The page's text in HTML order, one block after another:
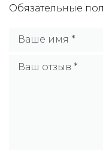
Обязательные